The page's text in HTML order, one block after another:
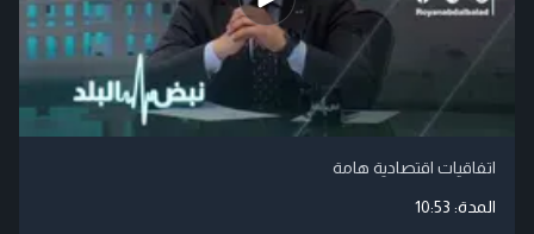
اتفاقيات اقتصادية هامة
المدة: 10:53